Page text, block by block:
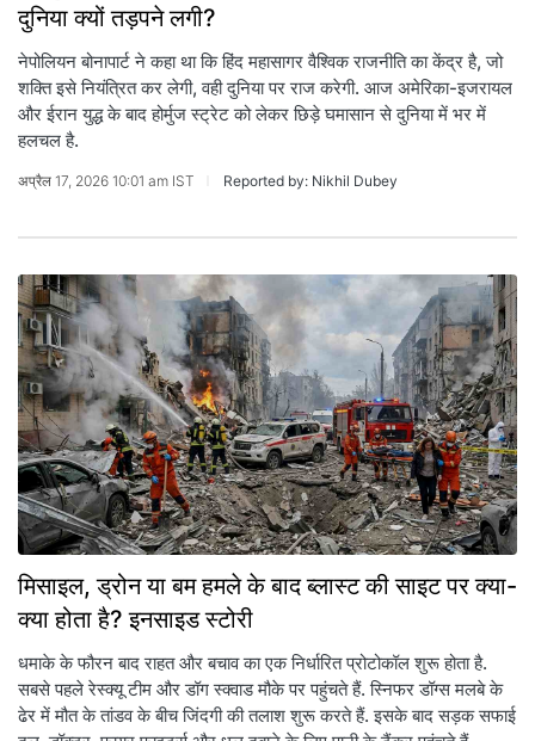
दुनिया क्यों तड़पने लगी?
नेपोलियन बोनापार्ट ने कहा था कि हिंद महासागर वैश्विक राजनीति का केंद्र है, जो
शक्ति इसे नियंत्रित कर लेगी, वही दुनिया पर राज करेगी. आज अमेरिका-इजरायल
और ईरान युद्ध के बाद होर्मुज स्‍ट्रेट को लेकर छिड़े घमासान से दुनिया में भर में
हलचल है.
अप्रैल 17, 2026 10:01 am IST Reported by: Nikhil Dubey
मिसाइल, ड्रोन या बम हमले के बाद ब्लास्ट की साइट पर क्या-
क्या होता है? इनसाइड स्टोरी
धमाके के फौरन बाद राहत और बचाव का एक निर्धारित प्रोटोकॉल शुरू होता है.
सबसे पहले रेस्क्यू टीम और डॉग स्क्वाड मौके पर पहुंचते हैं. स्निफर डॉग्स मलबे के
ढेर में मौत के तांडव के बीच जिंदगी की तलाश शुरू करते हैं. इसके बाद सड़क सफाई